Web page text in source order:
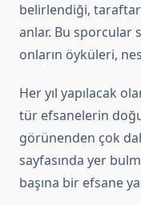
belirlendiği,
anlar. Bu sporcular
onların öyküleri,
Her yıl yapılacak
tür efsanelerin
görünenden çok
sayfasında yer
başına bir efsane